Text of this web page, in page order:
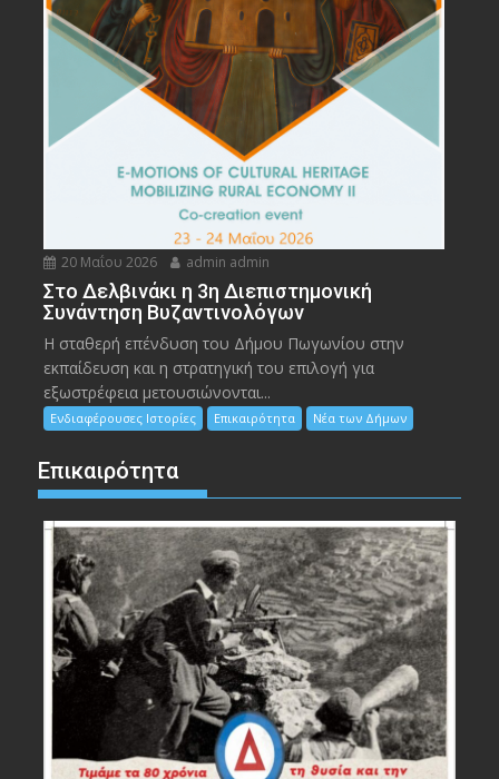
20 Μαΐου 2026 admin admin
Στο Δελβινάκι η 3η Διεπιστημονική
Συνάντηση Βυζαντινολόγων
Η σταθερή επένδυση του Δήμου Πωγωνίου στην
εκπαίδευση και η στρατηγική του επιλογή για
εξωστρέφεια μετουσιώνονται...
Ενδιαφέρουσες Ιστορίες Επικαιρότητα Νέα των Δήμων
Επικαιρότητα